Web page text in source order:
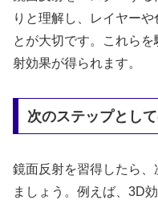
りと理解し、レイヤー
とが大切です。これら
射効果が得られます。
次のステップとし
鏡面反射を習得したら
ましょう。例えば、3D